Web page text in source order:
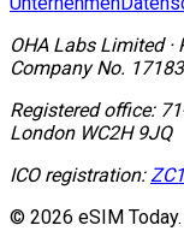
OHA Labs Limited·
Company No.
Registered office:
London WC2H 9JQ
ICO registration:
© 2026 eSIM